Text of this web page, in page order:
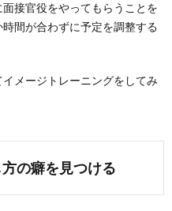
接官役をやってもらうことを
間が合わずに予定を調整する
メージトレーニングをしてみ
の癖を見つける